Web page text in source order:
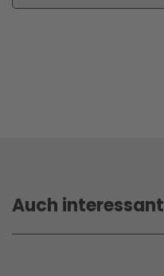
Auch interessant